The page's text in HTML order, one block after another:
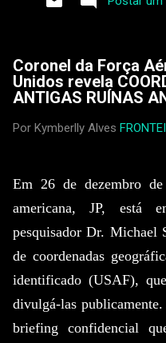
Ele acusou um fornecedor
peças para a Boeing,
o emprego em abril de 2023.
dificuldade para respirar e
piorou, e ele precisou de
também teve um derrame.
de outra pessoa...
Coronel da Força
Unidos revela
ANTIGAS RUÍNAS
Por Kymberlly Alves
Em 26 de dezembro
americana, JP, está
pesquisador Dr. Michael
de coordenadas
identificado (USAF),
divulgá-las publicamente.
briefing confidencial